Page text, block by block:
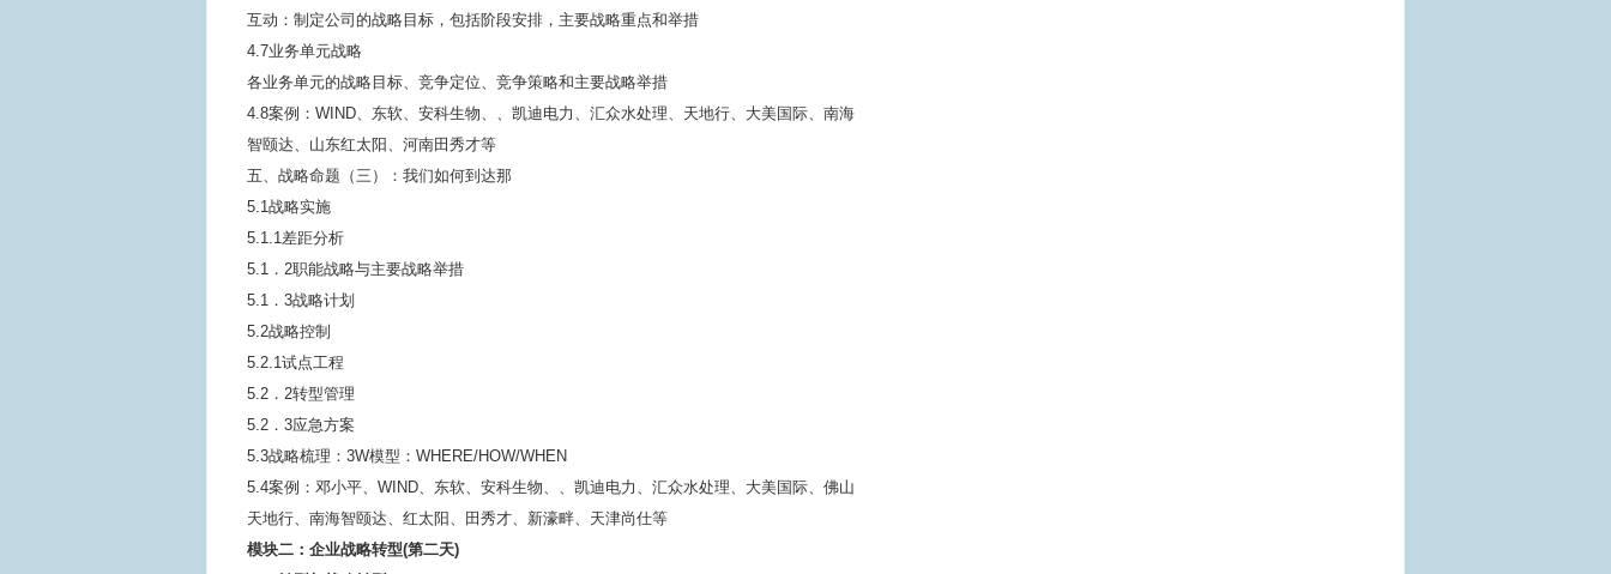
互动：制定公司的战略目标，包括阶段安排，主要战略重点和举措
4.7业务单元战略
各业务单元的战略目标、竞争定位、竞争策略和主要战略举措
4.8案例：WIND、东软、安科生物、、凯迪电力、汇众水处理、天地行、大美国际、南海
智颐达、山东红太阳、河南田秀才等
五、战略命题（三）：我们如何到达那
5.1战略实施
5.1.1差距分析
5.1．2职能战略与主要战略举措
5.1．3战略计划
5.2战略控制
5.2.1试点工程
5.2．2转型管理
5.2．3应急方案
5.3战略梳理：3W模型：WHERE/HOW/WHEN
5.4案例：邓小平、WIND、东软、安科生物、、凯迪电力、汇众水处理、大美国际、佛山
天地行、南海智颐达、红太阳、田秀才、新濠畔、天津尚仕等
模块二：企业战略转型(第二天)